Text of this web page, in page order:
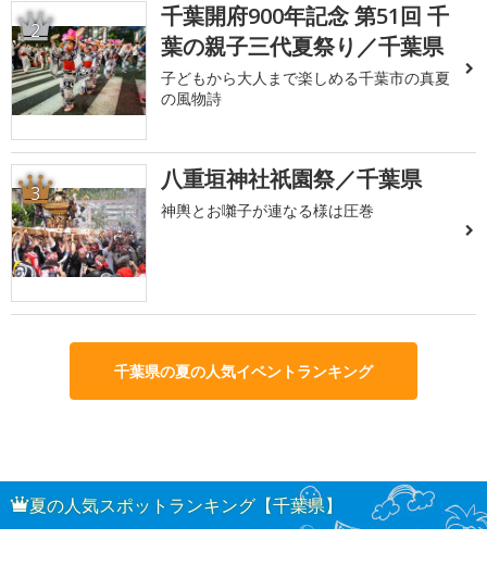
2
千葉開府900年記念 第51回 千
葉の親子三代夏祭り／千葉県
子どもから大人まで楽しめる千葉市の真夏
の風物詩
3 八重垣神社祇園祭／千葉県
神輿とお囃子が連なる様は圧巻
千葉県の夏の人気イベントランキング
夏の人気スポットランキング【千葉県】